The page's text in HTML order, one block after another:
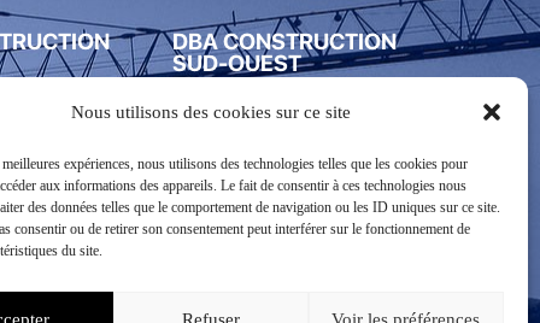
Nous utilisons des cookies sur ce site
expériences, nous utilisons des technologies telles que les cookies pour
aux informations des appareils. Le fait de consentir à ces technologies nous
des données telles que le comportement de navigation ou les ID uniques sur ce site.
consentir ou de retirer son consentement peut interférer sur le fonctionnement de
du site.
Refuser Voir les préférences
Léonard de
DBA CONSTRUCTION
SUD-OUEST
05 59 83 84 69
5 ZAC du Plateau
64320 Bizanos